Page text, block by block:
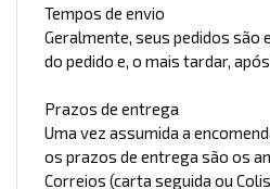
Tempos de envio
Geralmente, seus pedidos são
do pedido e, o mais tardar,
Prazos de entrega
Uma vez assumida a
os prazos de entrega são os
Correios (carta seguida ou